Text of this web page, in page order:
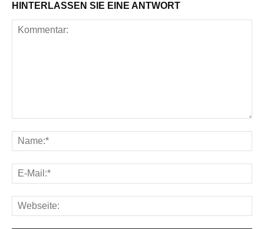
HINTERLASSEN SIE EINE ANTWORT